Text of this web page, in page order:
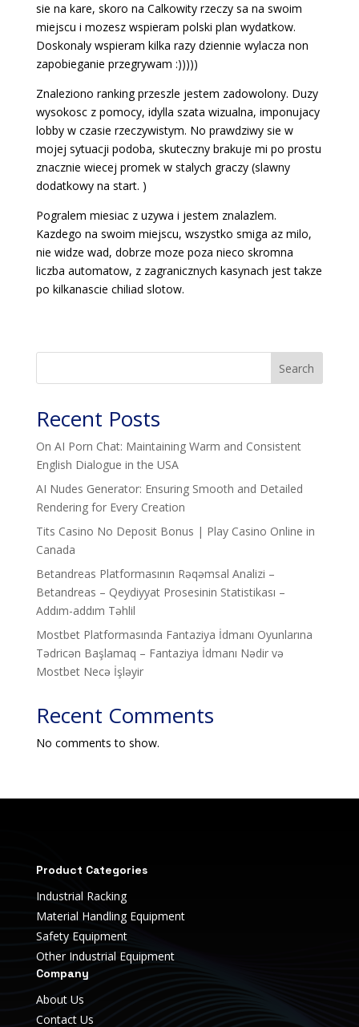
sie na kare, skoro na Calkowity rzeczy sa na swoim
miejscu i mozesz wspieram polski plan wydatkow.
Doskonaly wspieram kilka razy dziennie wylacza non
zapobieganie przegrywam :)))))
Znaleziono ranking przeszle jestem zadowolony. Duzy
wysokosc z pomocy, idylla szata wizualna, imponujacy
lobby w czasie rzeczywistym. No prawdziwy sie w
mojej sytuacji podoba, skuteczny brakuje mi po prostu
znacznie wiecej promek w stalych graczy (slawny
dodatkowy na start. )
Pogralem miesiac z uzywa i jestem znalazlem.
Kazdego na swoim miejscu, wszystko smiga az milo,
nie widze wad, dobrze moze poza nieco skromna
liczba automatow, z zagranicznych kasynach jest takze
po kilkanascie chiliad slotow.
Search
Recent Posts
On AI Porn Chat: Maintaining Warm and Consistent
English Dialogue in the USA
AI Nudes Generator: Ensuring Smooth and Detailed
Rendering for Every Creation
Tits Casino No Deposit Bonus | Play Casino Online in
Canada
Betandreas Platformasının Rəqəmsal Analizi –
Betandreas – Qeydiyyat Prosesinin Statistikası –
Addım-addım Təhlil
Mostbet Platformasında Fantaziya İdmanı Oyunlarına
Tədricən Başlamaq – Fantaziya İdmanı Nədir və
Mostbet Necə İşləyir
Recent Comments
No comments to show.
Product Categories
Industrial Racking
Material Handling Equipment
Safety Equipment
Other Industrial Equipment
Company
About Us
Contact Us